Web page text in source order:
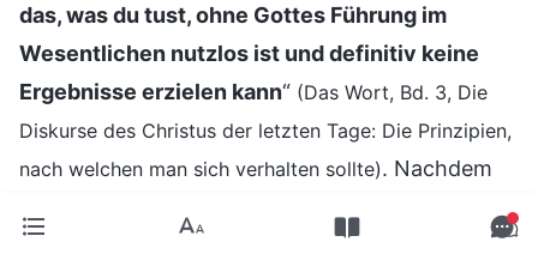
das, was du tust, ohne Gottes Führung im
Wesentlichen nutzlos ist und definitiv keine
Ergebnisse erzielen kann“ (Das Wort, Bd. 3, Die
Diskurse des Christus der letzten Tage: Die Prinzipien,
nach welchen man sich verhalten sollte). Nachdem
dass ich das Etikett „besonderes Talent zum